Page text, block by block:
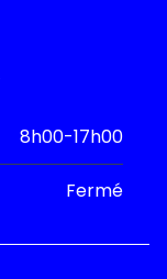
8h00-17h00
Fermé